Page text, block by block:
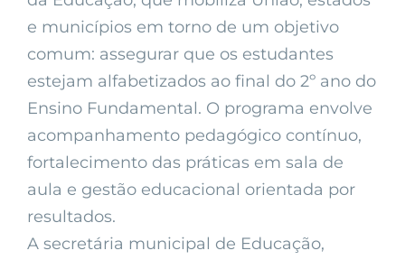
e municípios em torno de um objetivo
comum: assegurar que os estudantes
estejam alfabetizados ao final do 2º ano do
Ensino Fundamental. O programa envolve
acompanhamento pedagógico contínuo,
fortalecimento das práticas em sala de
aula e gestão educacional orientada por
resultados.
A secretária municipal de Educação,